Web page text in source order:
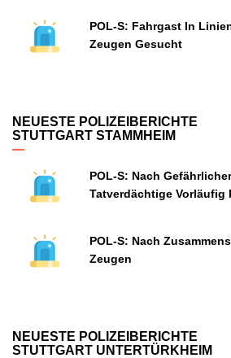
POL-S: Fahrgast In
Zeugen Gesucht
NEUESTE POLIZEIBERICHTE
STUTTGART STAMMHEIM
POL-S: Nach
Tatverdächtige Vorläufig
POL-S: Nach
Zeugen
NEUESTE POLIZEIBERICHTE
STUTTGART UNTERTÜRKHEIM